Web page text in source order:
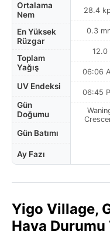
Ortalama
Nem
En Yüksek
Rüzgar
Toplam
Yağış
UV Endeksi
Gün
Doğumu
Gün Batımı
Ay Fazı
28.4
0.3
12.0
06:06
06:45
Yigo Village,
Hava